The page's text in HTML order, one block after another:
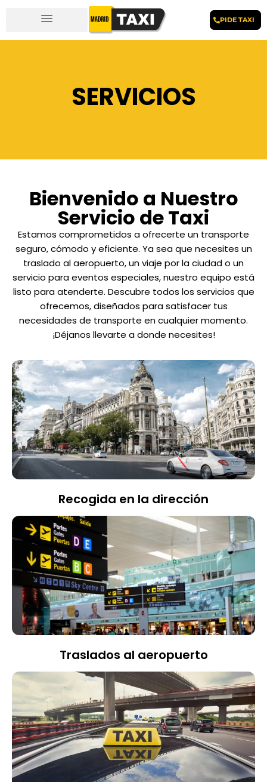
PIDE TAXI
SERVICIOS
Bienvenido a Nuestro
Servicio de Taxi
Estamos comprometidos a ofrecerte un transporte
seguro, cómodo y eficiente. Ya sea que necesites un
traslado al aeropuerto, un viaje por la ciudad o un
servicio para eventos especiales, nuestro equipo está
listo para atenderte. Descubre todos los servicios que
ofrecemos, diseñados para satisfacer tus
necesidades de transporte en cualquier momento.
¡Déjanos llevarte a donde necesites!
Recogida en la dirección
Traslados al aeropuerto